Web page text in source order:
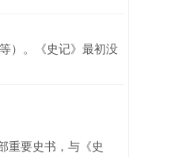
）。《史记》最初没
重要史书，与《史